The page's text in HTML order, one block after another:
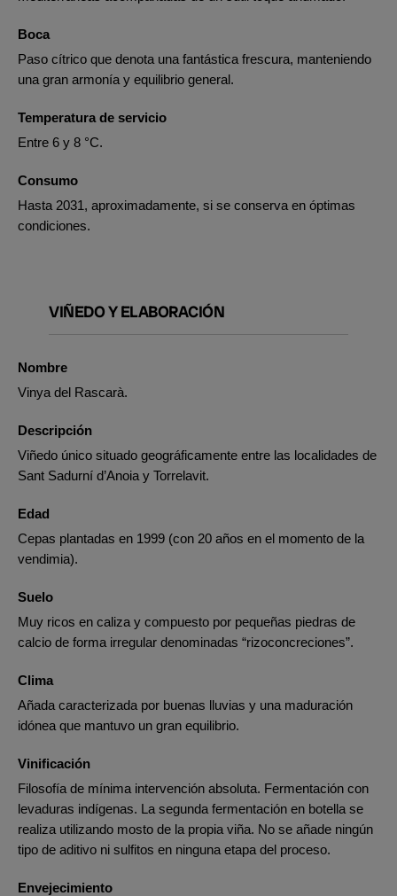
Boca
Paso cítrico que denota una fantástica frescura, manteniendo
una gran armonía y equilibrio general.
Temperatura de servicio
Entre 6 y 8 °C.
Consumo
Hasta 2031, aproximadamente, si se conserva en óptimas
condiciones.
VIÑEDO Y ELABORACIÓN
Nombre
Vinya del Rascarà.
Descripción
Viñedo único situado geográficamente entre las localidades de
Sant Sadurní d’Anoia y Torrelavit.
Edad
Cepas plantadas en 1999 (con 20 años en el momento de la
vendimia).
Suelo
Muy ricos en caliza y compuesto por pequeñas piedras de
calcio de forma irregular denominadas “rizoconcreciones”.
Clima
Añada caracterizada por buenas lluvias y una maduración
idónea que mantuvo un gran equilibrio.
Vinificación
Filosofía de mínima intervención absoluta. Fermentación con
levaduras indígenas. La segunda fermentación en botella se
realiza utilizando mosto de la propia viña. No se añade ningún
tipo de aditivo ni sulfitos en ninguna etapa del proceso.
Envejecimiento